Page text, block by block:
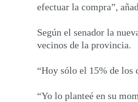
efectuar la compra”,
Según el senador la
vecinos de la provincia.
“Hoy sólo el 15% de los
“Yo lo planteé en su